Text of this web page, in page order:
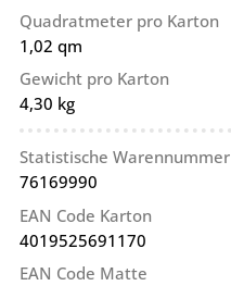
Quadratmeter pro Karton
1,02 qm
Gewicht pro Karton
4,30 kg
Statistische Warennummer
76169990
EAN Code Karton
4019525691170
EAN Code Matte